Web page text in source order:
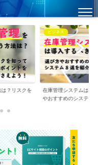
？リスクを
ビジネス
在庫管理システムは導
やおすすめのシステ...